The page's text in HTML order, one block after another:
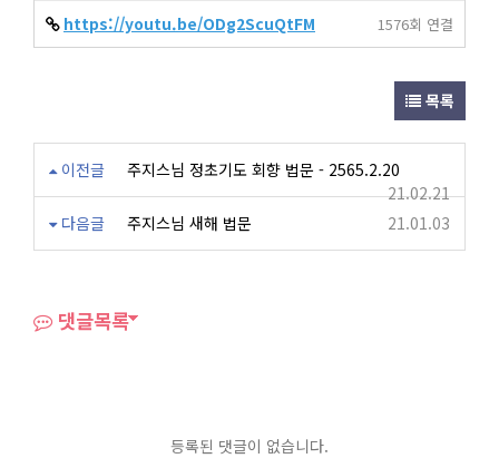
https://youtu.be/ODg2ScuQtFM 1576회 연결
목록
이전글
주지스님 정초기도 회향 법문 - 2565.2.20
21.02.21
다음글
주지스님 새해 법문 21.01.03
댓글목록
등록된 댓글이 없습니다.